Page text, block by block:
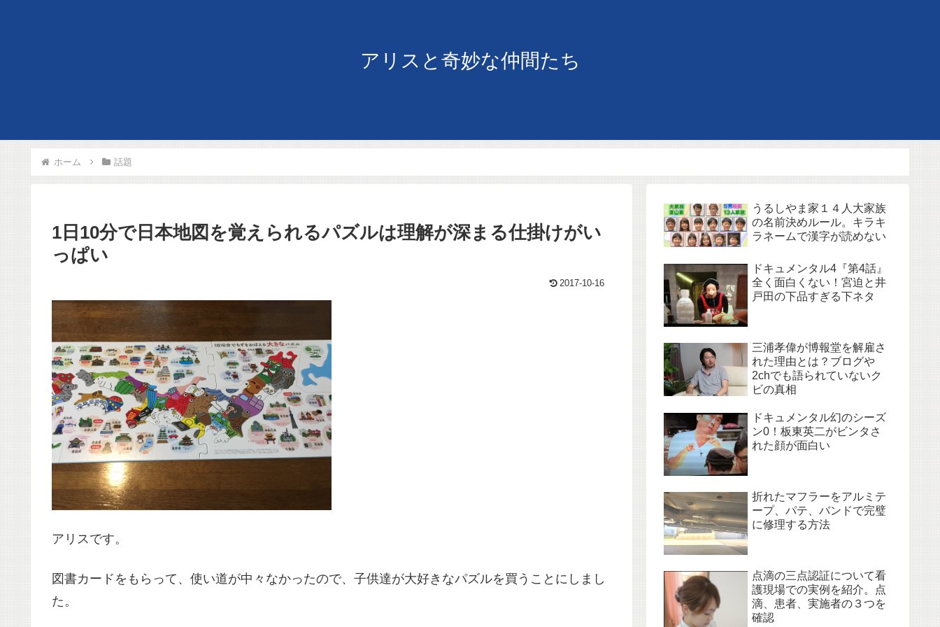
アリスと奇妙な仲間たち
ホーム 話題
1日10分で日本地図を覚えられるパズルは理解が深まる仕掛けがい
っぱい
2017-10-16
アリスです。
図書カードをもらって、使い道が中々なかったので、子供達が大好きなパズルを買うことにしまし
た。
うるしやま家１４人大家族
の名前決めルール。キラキ
ラネームで漢字が読めない
ドキュメンタル4『第4話』
全く面白くない！宮迫と井
戸田の下品すぎる下ネタ
三浦孝偉が博報堂を解雇さ
れた理由とは？ブログや
2chでも語られていないク
ビの真相
ドキュメンタル幻のシーズ
ン0！板東英二がビンタさ
れた顔が面白い
折れたマフラーをアルミテ
ープ、パテ、バンドで完璧
に修理する方法
点滴の三点認証について看
護現場での実例を紹介。点
滴、患者、実施者の３つを
確認